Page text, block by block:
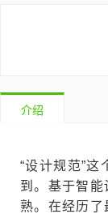
介绍
“设计规范”
到。基于智
熟。在经历了